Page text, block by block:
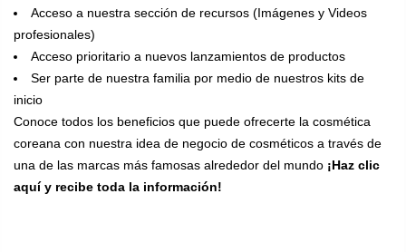
Acceso a nuestra sección de recursos (Imágenes y Videos
profesionales)
Acceso prioritario a nuevos lanzamientos de productos
Ser parte de nuestra familia por medio de nuestros kits de
inicio
Conoce todos los beneficios que puede ofrecerte la cosmética
coreana con nuestra idea de negocio de cosméticos a través de
una de las marcas más famosas alrededor del mundo ¡Haz clic
aquí y recibe toda la información!